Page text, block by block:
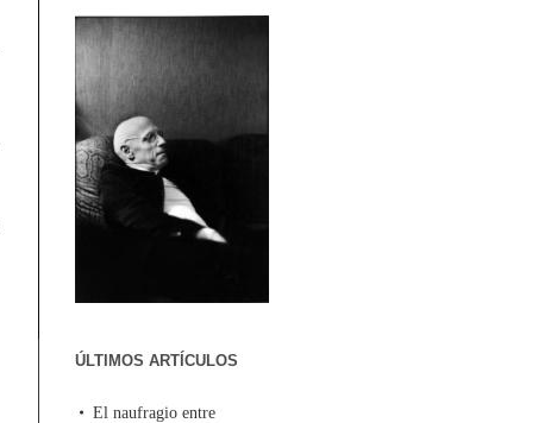
ÚLTIMOS ARTÍCULOS
El naufragio entre